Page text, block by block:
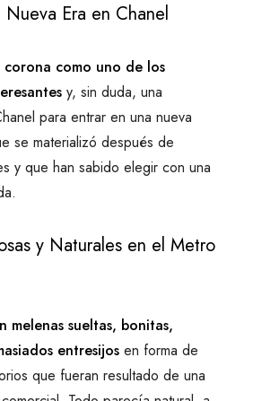
Era en Chanel
como uno de los
y, sin duda, una
para entrar en una nueva
se materializó después de
y que han sabido elegir con una
y Naturales en el Metro
melenas sueltas, bonitas,
entresijosen forma de
que fueran resultado de una